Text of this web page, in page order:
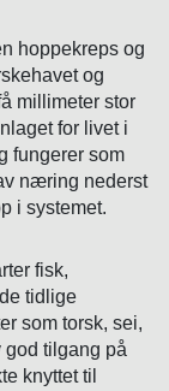
hoppekreps og
og
millimeter stor
for livet i
fungerer som
næring nederst
i systemet.
fisk,
tidlige
som torsk, sei,
god tilgang på
knyttet til